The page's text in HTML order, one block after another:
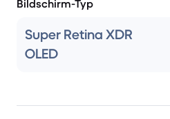
Bildschirm-Typ
Super Retina XDR
OLED